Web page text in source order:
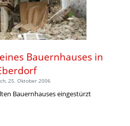
Bauernhauses in
25. Oktober 2006
Bauernhauses eingestürzt